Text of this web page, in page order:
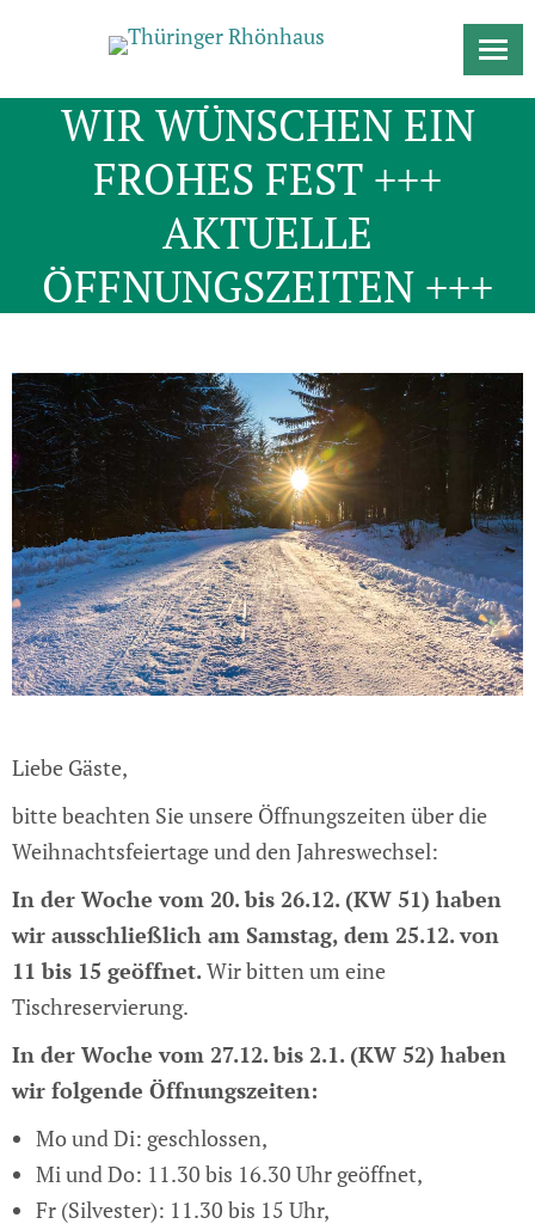
WIR WÜNSCHEN EIN
FROHES FEST +++
AKTUELLE
ÖFFNUNGSZEITEN +++
Liebe Gäste,
bitte beachten Sie unsere Öffnungszeiten über die
Weihnachtsfeiertage und den Jahreswechsel:
In der Woche vom 20. bis 26.12. (KW 51) haben
wir ausschließlich am Samstag, dem 25.12. von
11 bis 15 geöffnet.Wir bitten um eine
Tischreservierung.
In der Woche vom 27.12. bis 2.1. (KW 52) haben
wir folgende Öffnungszeiten:
Mo und Di: geschlossen,
Mi und Do: 11.30 bis 16.30 Uhr geöffnet,
Fr (Silvester): 11.30 bis 15 Uhr,